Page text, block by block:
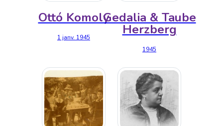
Ottó Komoly
1 janv. 1945
Gedalia & Taube
Herzberg
1945